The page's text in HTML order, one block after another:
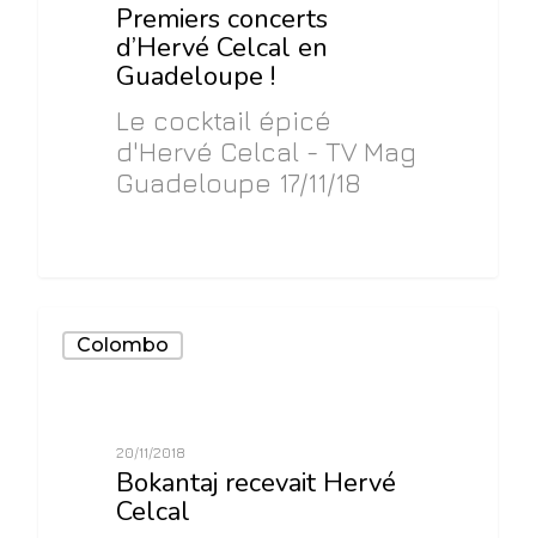
Premiers concerts
d’Hervé Celcal en
Guadeloupe !
Le cocktail épicé
d'Hervé Celcal - TV Mag
Guadeloupe 17/11/18
Colombo
20/11/2018
Bokantaj recevait Hervé
Celcal